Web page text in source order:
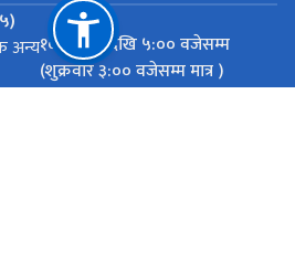
अन्य१०:०० वजेदेखि ५:०० वजेसम्म
(शुक्रवार ३:०० वजेसम्म मात्र )